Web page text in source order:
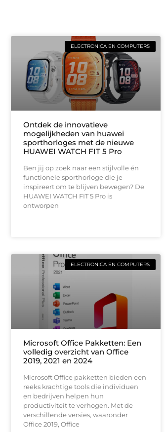
ELECTRONICA EN COMPUTERS
Ontdek de innovatieve
mogelijkheden van huawei
sporthorloges met de nieuwe
HUAWEI WATCH FIT 5 Pro
Ben jij op zoek naar een stijlvolle én
functionele sporthorloge die je
inspireert om te blijven bewegen? De
HUAWEI WATCH FIT 5 Pro is
ontworpen
ELECTRONICA EN COMPUTERS
Microsoft Office Pakketten: Een
volledig overzicht van Office
2019, 2021 en 2024
Microsoft Office pakketten bieden een
reeks krachtige tools die individuen
en bedrijven helpen hun
productiviteit te verhogen. Met de
verschillende versies, waaronder
Office 2019, Office